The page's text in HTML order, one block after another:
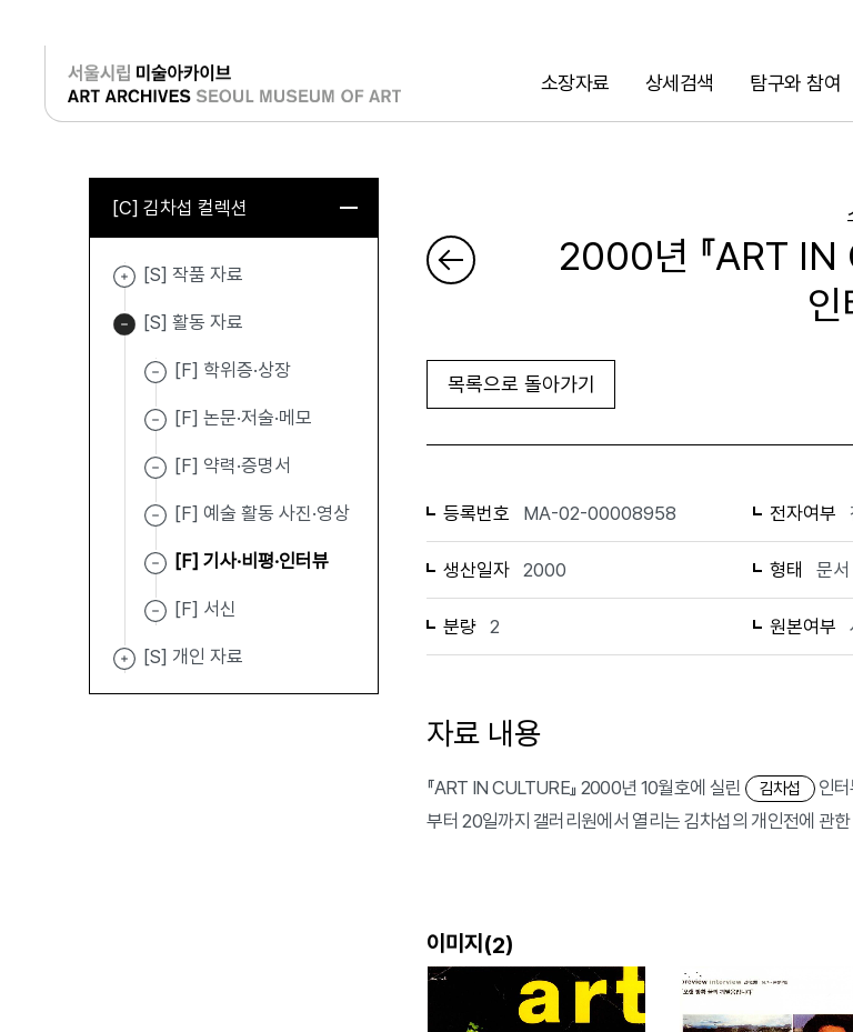
소장자료 상세검색 탐구와 참여
검색
로그인
[C] 김차섭 컬렉션
[S] 작품 자료
[S] 활동 자료
[F] 학위증·상장
[F] 논문·저술·메모
[F] 약력·증명서
[F] 예술 활동 사진·영상
[F] 기사·비평·인터뷰
[F] 서신
[S] 개인 자료
2000년 『ART IN
인
목록으로 돌아가기
등록번호 MA-02-00008958 전자여부
생산일자 2000 형태 문서
분량 2 원본여부
자료 내용
『ART IN CULTURE』 2000년 10월호에 실린 김차섭
인터
부터 20일까지 갤러리원에서 열리는 김차섭의 개인전에 관
이미지(2)